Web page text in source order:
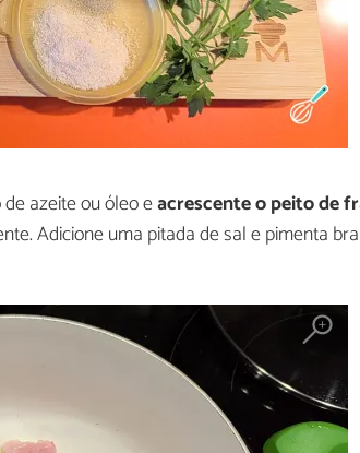
azeite ou óleo eacrescente o peito de
Adicione uma pitada de sal e pimenta